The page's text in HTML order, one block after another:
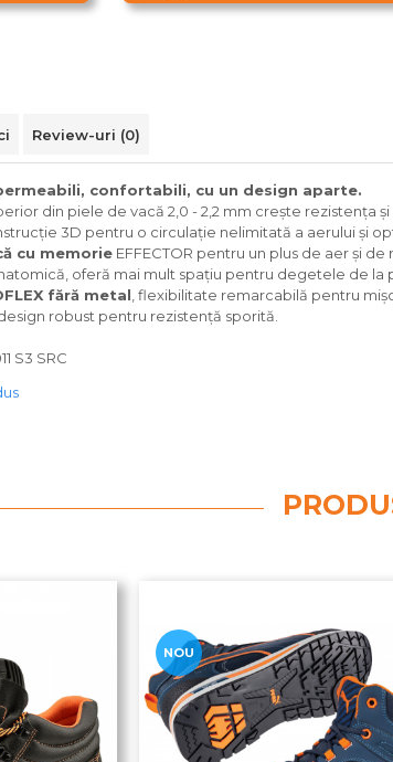
Review-uri (0)
confortabili, cu un design aparte.
din piele de vacă 2,0 - 2,2 mm crește rezistența și
3D pentru o circulație nelimitată a aerului și
cu memorie EFFECTOR pentru un plus de aer și de
oferă mai mult spațiu pentru degetele de la
fără metal , flexibilitate remarcabilă pentru
robust pentru rezistență sporită.
S3 SRC
NOU